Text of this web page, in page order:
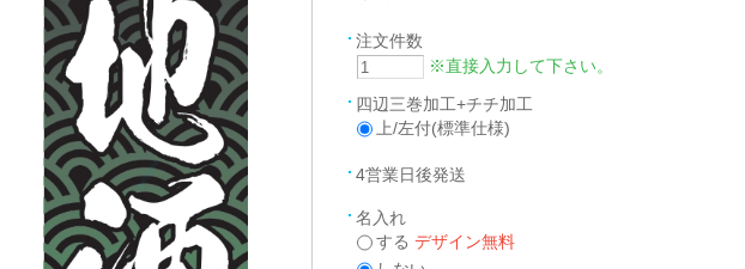
注文件数
※直接入力して下さい。
四辺三巻加工+チチ加工
上/左付(標準仕様)
4営業日後発送
名入れ
する デザイン無料